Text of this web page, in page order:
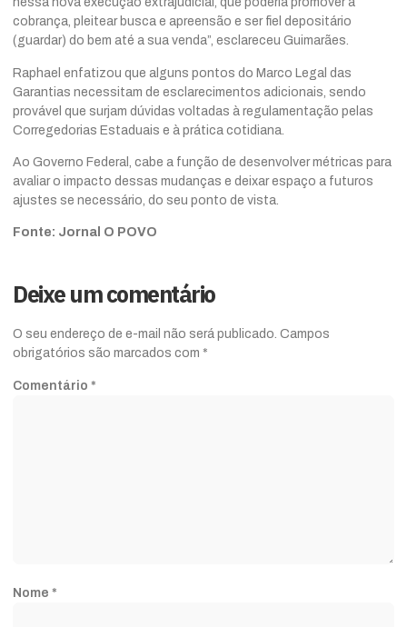
cobrança, pleitear busca e apreensão e ser fiel depositário
(guardar) do bem até a sua venda”, esclareceu Guimarães.
Raphael enfatizou que alguns pontos do Marco Legal das
Garantias necessitam de esclarecimentos adicionais, sendo
provável que surjam dúvidas voltadas à regulamentação pelas
Corregedorias Estaduais e à prática cotidiana.
Ao Governo Federal, cabe a função de desenvolver métricas para
avaliar o impacto dessas mudanças e deixar espaço a futuros
ajustes se necessário, do seu ponto de vista.
Fonte: Jornal O POVO
Deixe um comentário
O seu endereço de e-mail não será publicado. Campos
obrigatórios são marcados com *
Comentário *
Nome *